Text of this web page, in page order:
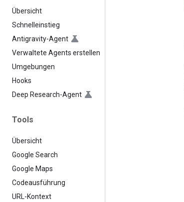
Übersicht
Schnelleinstieg
Antigravity-Agent
Verwaltete Agents erstellen
Umgebungen
Hooks
Deep Research-Agent
Tools
Übersicht
Google Search
Google Maps
Codeausführung
URL-Kontext